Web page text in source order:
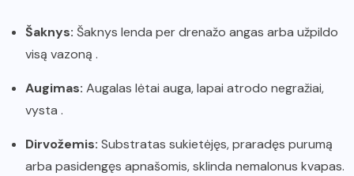
Šaknys: Šaknys lenda per drenažo angas arba užpildo
visą vazoną .
Augimas: Augalas lėtai auga, lapai atrodo negražiai,
vysta .
Dirvožemis: Substratas sukietėjęs, praradęs purumą
arba pasidengęs apnašomis, sklinda nemalonus kvapas.